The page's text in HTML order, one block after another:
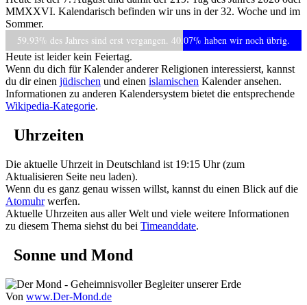
MMXXVI. Kalendarisch befinden wir uns in der32. Woche und im
Sommer.
59.93% des Jahres sind erst vergangen. 40.07% haben wir noch übrig.
Heute ist leiderkein Feiertag.
Wenn du dich für Kalender anderer Religionen interessierst, kannst
du dir einen jüdischen und einen islamischen Kalender ansehen.
Informationen zu anderen Kalendersystem bietet die entsprechende
Wikipedia-Kategorie.
Uhrzeiten
Die aktuelle Uhrzeit in Deutschland ist 19:15 Uhr (zum
Aktualisieren Seite neu laden).
Wenn du es ganz genau wissen willst, kannst du einen Blick auf die
Atomuhrwerfen.
Aktuelle Uhrzeiten aus aller Welt und viele weitere Informationen
zu diesem Thema siehst du bei Timeanddate.
Sonne und Mond
Von www.Der-Mond.de